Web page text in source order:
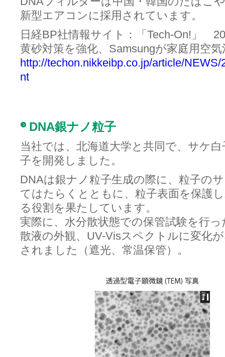
新型エアコンに採用されています。
日経BP社情報サイト：「Tech-On!」
黄砂対策を強化、Samsungが家庭用空
http://techon.nikkeibp.co.jp/article/
nt
DNA銀ナノ粒子
当社では、北海道大学と共同で、サケ
子を開発しました。
DNAは銀ナノ粒子生成の際に、粒子の
てはたらくとともに、粒子表面を保護
る役割を果たしています。
実際に、水分散状態での保管試験を行
散液の外観、UV-Visスペクトルに変化
されました（遮光、常温保管）。